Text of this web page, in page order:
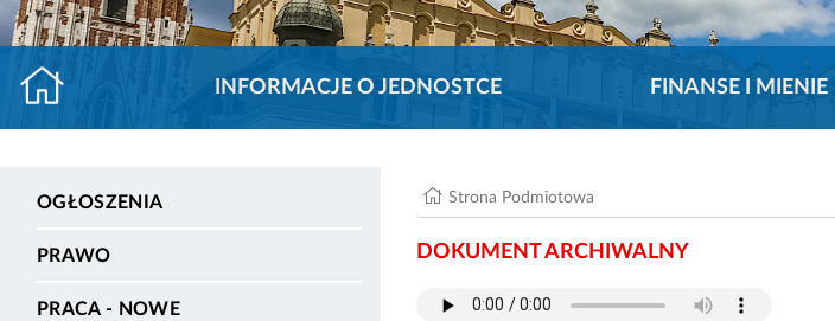
INFORMACJE O JEDNOSTCE FINANSE I MIENIE
OGŁOSZENIA
PRAWO
PRACA - NOWE
Strona Podmiotowa
DOKUMENT ARCHIWALNY